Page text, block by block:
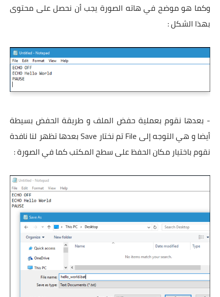
وكما هو موضح في هاته الصورة يجب أن نحصل على محتوى
بهذا الشكل :
- بعدها نقوم بعملية حفض الملف و طريقة الحفض بسيطة
أيضا و هي التوجه إلى File تم نختار Save بعدها تظهر لنا نافدة
نقوم باختيار مكان الحفظ على سطح المكتب كما في الصورة :